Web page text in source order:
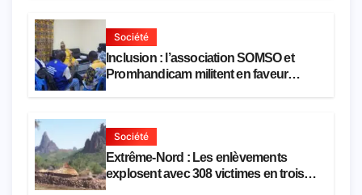
Société
Inclusion : l’association SOMSO et
Promhandicam militent en faveur
Société
Extrême-Nord : Les enlèvements
explosent avec 308 victimes en trois